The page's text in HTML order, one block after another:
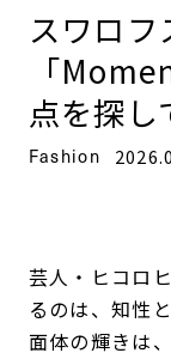
スワロ
「
点を探し
Fashion
芸人・ヒコロ
るのは、知性
面体の輝きは